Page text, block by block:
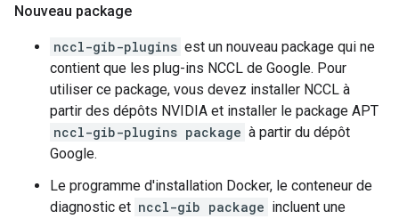
Nouveau package
nccl-gib-plugins est un nouveau package qui ne
contient que les plug-ins NCCL de Google. Pour
utiliser ce package, vous devez installer NCCL à
partir des dépôts NVIDIA et installer le package APT
nccl-gib-plugins package à partir du dépôt
Google.
Le programme d'installation Docker, le conteneur de
diagnostic et nccl-gib package incluent une